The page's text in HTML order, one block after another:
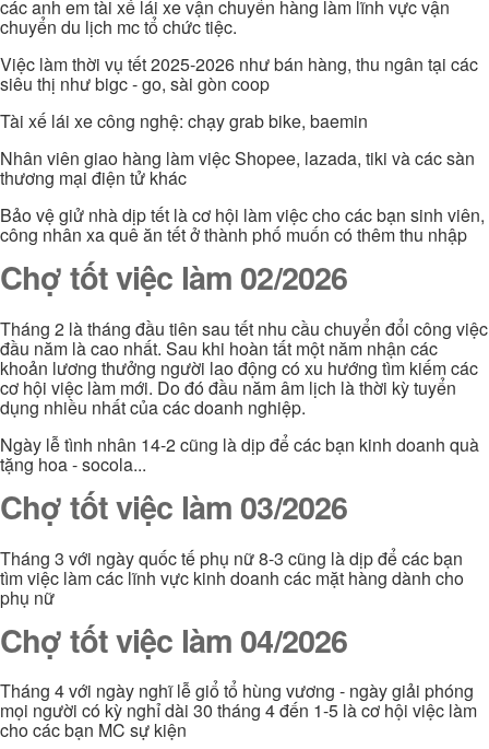
các anh em tài xế lái xe vận chuyển hàng làm lĩnh vực vận
chuyển du lịch mc tổ chức tiệc.
Việc làm thời vụ tết 2025-2026 như bán hàng, thu ngân tại các
siêu thị như bigc - go, sài gòn coop
Tài xế lái xe công nghệ: chạy grab bike, baemin
Nhân viên giao hàng làm việc Shopee, lazada, tiki và các sàn
thương mại điện tử khác
Bảo vệ giử nhà dịp tết là cơ hội làm việc cho các bạn sinh viên,
công nhân xa quê ăn tết ở thành phố muốn có thêm thu nhập
Chợ tốt việc làm 02/2026
Tháng 2 là tháng đầu tiên sau tết nhu cầu chuyển đổi công việc
đầu năm là cao nhất. Sau khi hoàn tất một năm nhận các
khoản lương thưởng người lao động có xu hướng tìm kiếm các
cơ hội việc làm mới. Do đó đầu năm âm lịch là thời kỳ tuyển
dụng nhiều nhất của các doanh nghiệp.
Ngày lễ tình nhân 14-2 cũng là dịp để các bạn kinh doanh quà
tặng hoa - socola...
Chợ tốt việc làm 03/2026
Tháng 3 với ngày quốc tế phụ nữ 8-3 cũng là dịp để các bạn
tìm việc làm các lĩnh vực kinh doanh các mặt hàng dành cho
phụ nữ
Chợ tốt việc làm 04/2026
Tháng 4 với ngày nghĩ lễ giổ tổ hùng vương - ngày giải phóng
mọi người có kỳ nghỉ dài 30 tháng 4 đến 1-5 là cơ hội việc làm
cho các bạn MC sự kiện